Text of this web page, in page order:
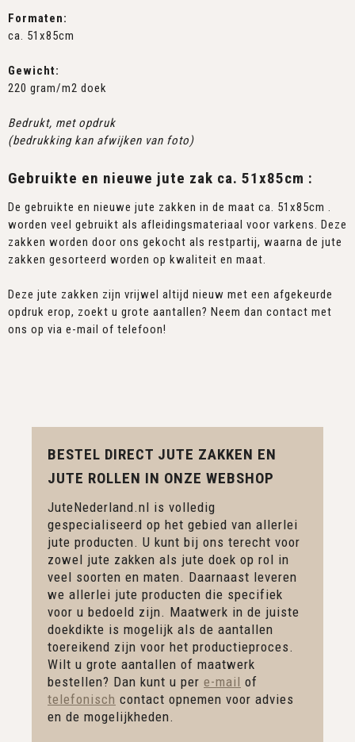
Formaten:
ca. 51x85cm
Gewicht:
220 gram/m2 doek
Bedrukt, met opdruk
(bedrukking kan afwijken van foto)
Gebruikte en nieuwe jute zak ca. 51x85cm :
De gebruikte en nieuwe jute zakken in de maat ca. 51x85cm .
worden veel gebruikt als afleidingsmateriaal voor varkens. Deze
zakken worden door ons gekocht als restpartij, waarna de jute
zakken gesorteerd worden op kwaliteit en maat.
Deze jute zakken zijn vrijwel altijd nieuw met een afgekeurde
opdruk erop, zoekt u grote aantallen? Neem dan contact met
ons op via e-mail of telefoon!
BESTEL DIRECT JUTE ZAKKEN EN
JUTE ROLLEN IN ONZE WEBSHOP
JuteNederland.nl is volledig
gespecialiseerd op het gebied van allerlei
jute producten. U kunt bij ons terecht voor
zowel jute zakken als jute doek op rol in
veel soorten en maten. Daarnaast leveren
we allerlei jute producten die specifiek
voor u bedoeld zijn. Maatwerk in de juiste
doekdikte is mogelijk als de aantallen
toereikend zijn voor het productieproces.
Wilt u grote aantallen of maatwerk
bestellen? Dan kunt u per e-mail of
telefonisch contact opnemen voor advies
en de mogelijkheden.